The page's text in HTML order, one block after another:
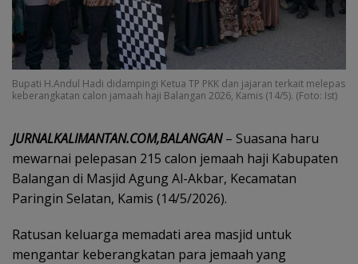
Bupati H.Andul Hadi didampingi Ketua TP PKK dan jajaran terkait melepas
keberangkatan calon jamaah haji Balangan 2026, Kamis (14/5). (Foto: Ist)
JURNALKALIMANTAN.COM,BALANGAN– Suasana haru
mewarnai pelepasan 215 calon jemaah haji Kabupaten
Balangan di Masjid Agung Al-Akbar, Kecamatan
Paringin Selatan, Kamis (14/5/2026).
Ratusan keluarga memadati area masjid untuk
mengantar keberangkatan para jemaah yang